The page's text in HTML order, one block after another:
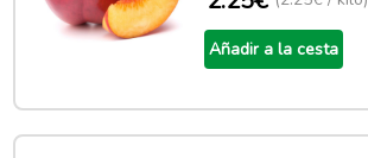
Añadir a la cesta